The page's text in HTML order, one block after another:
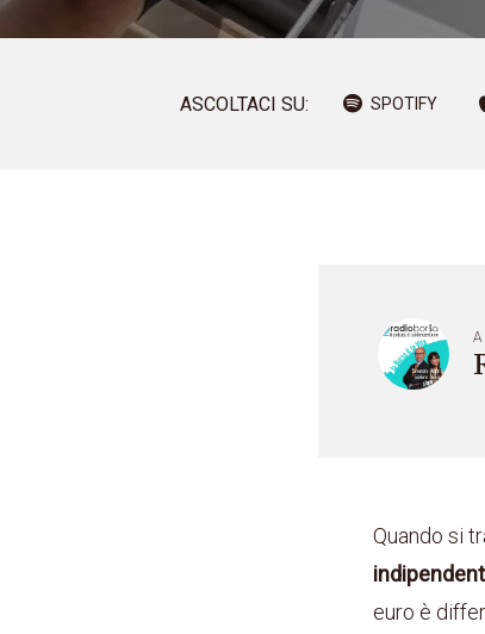
ASCOLTACI SU: SPOTIFY
A
Quando si
euro è